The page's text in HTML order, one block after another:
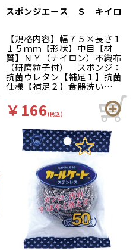
スポンジエース Ｓ キイロ
【規格内容】幅７５×長さ１
１５ｍｍ【形状】中目【材
質】ＮＹ（ナイロン）不織布
（研磨粒子付） スポンジ：
抗菌ウレタン【補足１】抗菌
仕様【補足２】食器洗い
【色】緑黄 頑固な汚れをき
れいに落とす！煮沸や次亜塩
素酸ナトリウム溶液による
日々の衛生管理に対応！食器
洗浄から調理器具の汚れ落と
しまで、多目的にお使いいた
だけます。陶器表面にキズを
つけにくい樹脂研粒子を使用
しています。用途：食器洗浄
から調理器具まで多目的に
￥166(税込)